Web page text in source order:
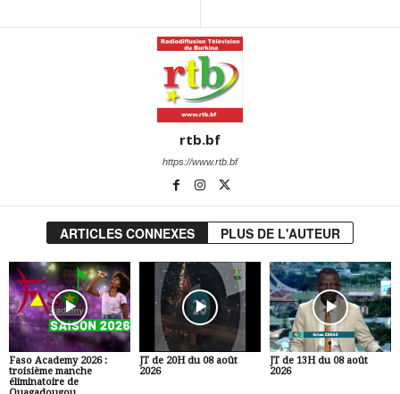
rtb.bf
https://www.rtb.bf
ARTICLES CONNEXES PLUS DE L'AUTEUR
Faso Academy 2026 :
troisième manche
éliminatoire de
JT de 20H du 08 août
2026
JT de 13H du 08 août
2026